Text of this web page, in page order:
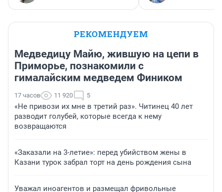
РЕКОМЕНДУЕМ
Медведицу Майю, жившую на цепи в
Приморье, познакомили с
гималайским медведем Фиником
17 часов 11 920 5
«Не привози их мне в третий раз». Читинец 40 лет
разводит голубей, которые всегда к нему
возвращаются
«Заказали на 3-летие»: перед убийством жены в
Казани турок забрал торт на день рождения сына
Уважал иноагентов и размещал фривольные